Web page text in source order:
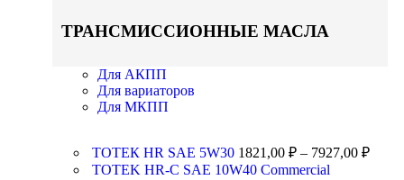
ТРАНСМИССИОННЫЕ МАСЛА
Для АКПП
Для вариаторов
Для МКПП
ТОТЕК HR SAE 5W30 1821,00 ₽ – 7927,00 ₽
TOTEK HR-C SAE 10W40 Commercial